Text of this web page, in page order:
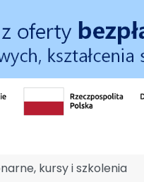
kursy i szkolenia